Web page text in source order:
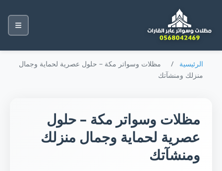
الرئيسية /
مظلات وسواتر مكة – حلول عصرية لحماية وجمال
منزلك ومنشآتك
مظلات وسواتر مكة – حلول
عصرية لحماية وجمال منزلك
ومنشآتك